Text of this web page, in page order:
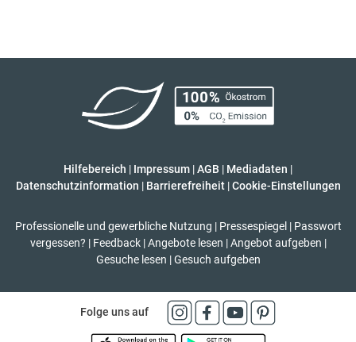
Hilfebereich | Impressum |AGB | Mediadaten |
Datenschutzinformation | Barrierefreiheit | Cookie-Einstellungen
Professionelle und gewerbliche Nutzung | Pressespiegel | Passwort
vergessen? | Feedback | Angebote lesen | Angebot aufgeben |
Gesuche lesen | Gesuch aufgeben
Folge uns auf